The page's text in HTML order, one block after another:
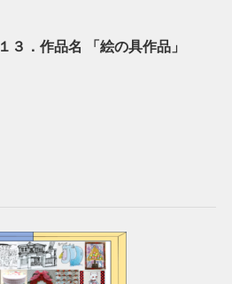
１３．作品名 「絵の具作品」